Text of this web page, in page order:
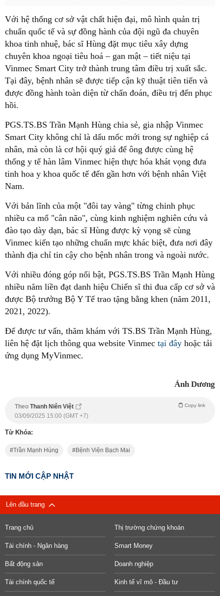
Với hệ thống cơ sở vật chất hiện đại, mô hình quản trị
chuẩn quốc tế và sự đồng hành của đội ngũ đa chuyên
khoa tinh nhuệ, bác sĩ Hùng đặt mục tiêu xây dựng
chuyên khoa ngoại tiêu hoá – gan mật – tiết niệu tại
Vinmec Smart City trở thành trung tâm điều trị xuất sắc.
Tại đây, bệnh nhân sẽ được tiếp cận kỹ thuật tiên tiến và
được đồng hành toàn diện từ chẩn đoán, điều trị đến phục
hồi.
PGS.TS.BS Trần Mạnh Hùng chia sẻ, gia nhập Vinmec
Smart City không chỉ là dấu mốc mới trong sự nghiệp cá
nhân, mà còn là cơ hội quý giá để ông được cùng hệ
thống y tế hàn lâm Vinmec hiện thực hóa khát vọng đưa
tinh hoa y khoa quốc tế đến gần hơn với bệnh nhân Việt
Nam.
Với bản lĩnh của một "đôi tay vàng" từng chinh phục
nhiều ca mổ "cân não", cùng kinh nghiệm nghiên cứu và
đào tạo dày dạn, bác sĩ Hùng được kỳ vọng sẽ cùng
Vinmec kiến tạo những chuẩn mực khác biệt, đưa nơi đây
thành địa chỉ tin cậy cho bệnh nhân trong và ngoài nước.
Với nhiều đóng góp nổi bật, PGS.TS.BS Trần Mạnh Hùng
nhiều năm liền đạt danh hiệu Chiến sĩ thi đua cấp cơ sở và
được Bộ trưởng Bộ Y Tế trao tặng bằng khen (năm 2011,
2021, 2022).
Để được tư vấn, thăm khám với TS.BS Trần Mạnh Hùng,
liên hệ đặt lịch thông qua website Vinmec tại đây hoặc tải
ứng dụng MyVinmec.
Ánh Dương
Theo Thanh Niên Việt Copy link
03/09/2025 15:00 (GMT +7)
Từ Khóa:
Trần Mạnh Hùng Bệnh Viện Bạch Mai
TIN MỚI CẬP NHẬT
Lên đầu trang
Trang chủ Thị trường chứng khoán
Tài chính - Ngân hàng Smart Money
Bất động sản Doanh nghiệp
Tài chính quốc tế Kinh tế vĩ mô - Đầu tư